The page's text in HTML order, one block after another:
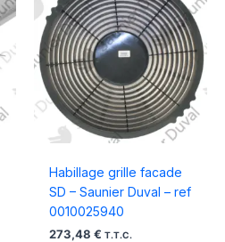
Habillage grille facade
SD – Saunier Duval – ref
0010025940
273,48 € T.T.C.